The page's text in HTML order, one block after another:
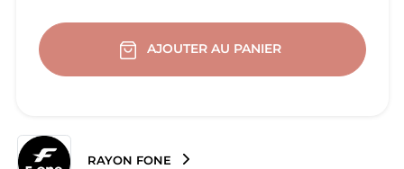
AJOUTER AU PANIER
RAYON FONE